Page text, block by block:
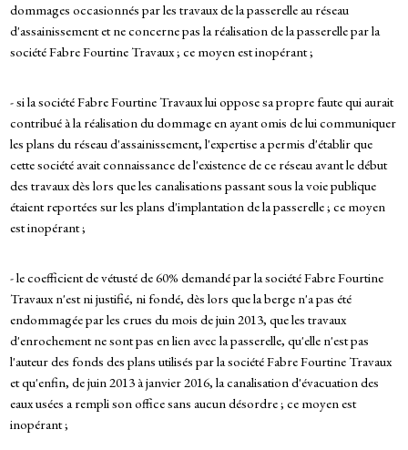
dommages occasionnés par les travaux de la passerelle au réseau
d'assainissement et ne concerne pas la réalisation de la passerelle par la
société Fabre Fourtine Travaux ; ce moyen est inopérant ;
- si la société Fabre Fourtine Travaux lui oppose sa propre faute qui aurait
contribué à la réalisation du dommage en ayant omis de lui communiquer
les plans du réseau d'assainissement, l'expertise a permis d'établir que
cette société avait connaissance de l'existence de ce réseau avant le début
des travaux dès lors que les canalisations passant sous la voie publique
étaient reportées sur les plans d'implantation de la passerelle ; ce moyen
est inopérant ;
- le coefficient de vétusté de 60% demandé par la société Fabre Fourtine
Travaux n'est ni justifié, ni fondé, dès lors que la berge n'a pas été
endommagée par les crues du mois de juin 2013, que les travaux
d'enrochement ne sont pas en lien avec la passerelle, qu'elle n'est pas
l'auteur des fonds des plans utilisés par la société Fabre Fourtine Travaux
et qu'enfin, de juin 2013 à janvier 2016, la canalisation d'évacuation des
eaux usées a rempli son office sans aucun désordre ; ce moyen est
inopérant ;